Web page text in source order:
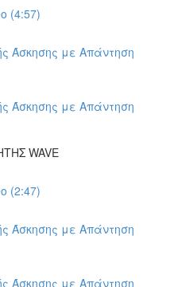
(4:57)
Άσκησης με Απάντηση
Άσκησης με Απάντηση
WAVE
(2:47)
Άσκησης με Απάντηση
Άσκησης με Απάντηση